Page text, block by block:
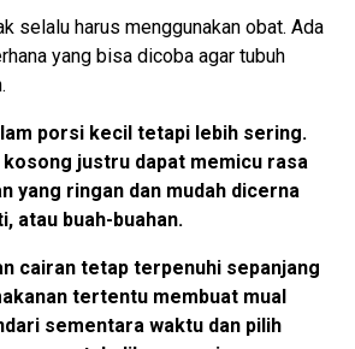
selalu harus menggunakan obat. Ada
yang bisa dicoba agar tubuh
porsi kecil tetapi lebih sering.
justru dapat memicu rasa
yang ringan dan mudah dicerna
atau buah-buahan.
cairan tetap terpenuhi sepanjang
tertentu membuat mual
sementara waktu dan pilih